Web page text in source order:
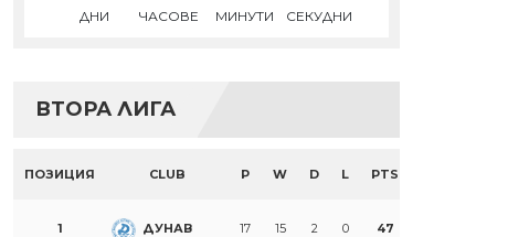
ДНИ ЧАСОВЕ МИНУТИ СЕКУДНИ
ВТОРА ЛИГА
ПОЗИЦИЯ CLUB P W D L PTS
1 ДУНАВ 17 15 2 0 47